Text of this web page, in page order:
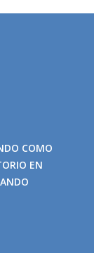
COMO
EN